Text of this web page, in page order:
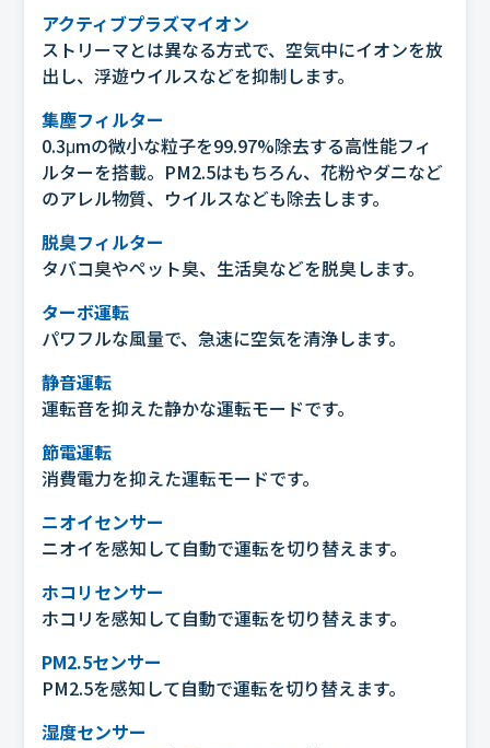
アクティブプラズマイオン
ストリーマとは異なる方式で、空気中にイオンを放
出し、浮遊ウイルスなどを抑制します。
集塵フィルター
0.3μmの微小な粒子を99.97%除去する高性能フィ
ルターを搭載。PM2.5はもちろん、花粉やダニなど
のアレル物質、ウイルスなども除去します。
脱臭フィルター
タバコ臭やペット臭、生活臭などを脱臭します。
ターボ運転
パワフルな風量で、急速に空気を清浄します。
静音運転
運転音を抑えた静かな運転モードです。
節電運転
消費電力を抑えた運転モードです。
ニオイセンサー
ニオイを感知して自動で運転を切り替えます。
ホコリセンサー
ホコリを感知して自動で運転を切り替えます。
PM2.5センサー
PM2.5を感知して自動で運転を切り替えます。
湿度センサー